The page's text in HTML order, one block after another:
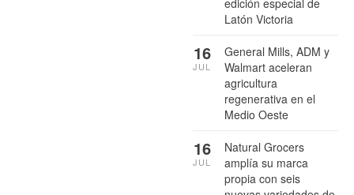
edición especial de
Latón Victoria
General Mills, ADM y
Walmart aceleran
agricultura
regenerativa en el
Medio Oeste
16
JUL
Natural Grocers
amplía su marca
propia con seis
16
JUL